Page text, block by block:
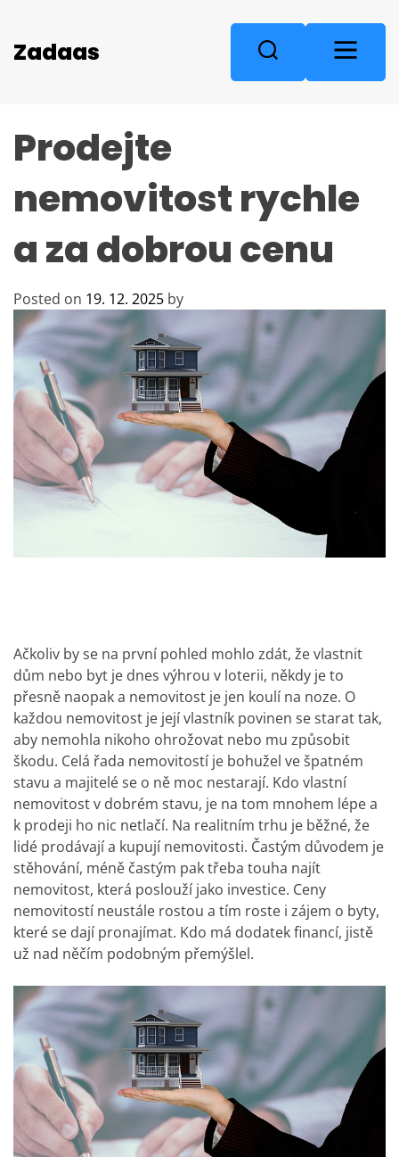
Zadaas
S
M
Prodejte
nemovitost rychle
a za dobrou cenu
Posted on 19. 12. 2025 by
Ačkoliv by se na první pohled mohlo zdát, že vlastnit
dům nebo byt je dnes výhrou v loterii, někdy je to
přesně naopak a nemovitost je jen koulí na noze. O
každou nemovitost je její vlastník povinen se starat tak,
aby nemohla nikoho ohrožovat nebo mu způsobit
škodu. Celá řada nemovitostí je bohužel ve špatném
stavu a majitelé se o ně moc nestarají. Kdo vlastní
nemovitost v dobrém stavu, je na tom mnohem lépe a
k prodeji ho nic netlačí. Na realitním trhu je běžné, že
lidé prodávají a kupují nemovitosti. Častým důvodem je
stěhování, méně častým pak třeba touha najít
nemovitost, která poslouží jako investice. Ceny
nemovitostí neustále rostou a tím roste i zájem o byty,
které se dají pronajímat. Kdo má dodatek financí, jistě
už nad něčím podobným přemýšlel.